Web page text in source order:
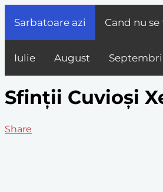
Sarbatoare azi Cand nu
Iulie August
Sfinții Cuvioși
Share